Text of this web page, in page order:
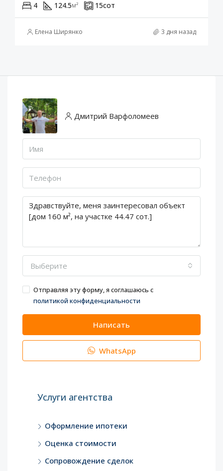
4 124.5м² 15сот
Елена Ширянко 3 дня назад
Дмитрий Варфоломеев
Выберите
Отправляя эту форму, я соглашаюсь с
политикой конфиденциальности
Написать
WhatsApp
Услуги агентства
Оформление ипотеки
Оценка стоимости
Сопровождение сделок